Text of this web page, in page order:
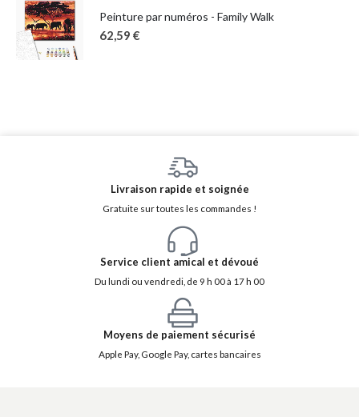
Peinture par numéros - Family Walk
62,59 €
Livraison rapide et soignée
Gratuite sur toutes les commandes !
Service client amical et dévoué
Du lundi ou vendredi, de 9 h 00 à 17 h 00
Moyens de paiement sécurisé
Apple Pay, Google Pay, cartes bancaires